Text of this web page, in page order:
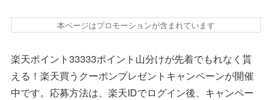
本ページはプロモーションが含まれています
楽天ポイント33333ポイント山分けが先着でもれなく貰
える！楽天買うクーポンプレゼントキャンペーンが開催
中です。応募方法は、楽天IDでログイン後、キャンペー